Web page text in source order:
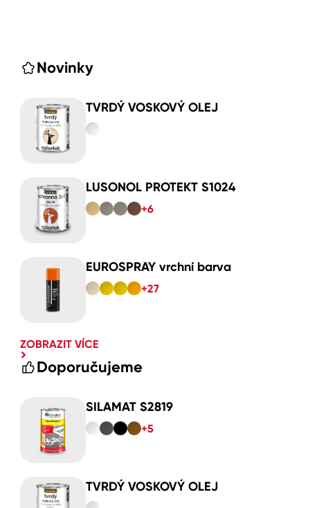
Novinky
TVRDÝ VOSKOVÝ OLEJ
LUSONOL PROTEKT S1024
+6
EUROSPRAY vrchní barva
+27
ZOBRAZIT VÍCE
Doporučujeme
SILAMAT S2819
+5
TVRDÝ VOSKOVÝ OLEJ